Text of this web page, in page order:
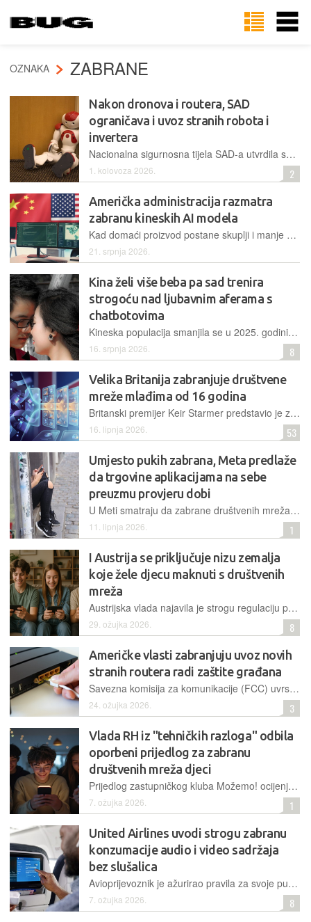
OZNAKA ZABRANE
Nakon dronova i routera, SAD
ograničava i uvoz stranih robota i
invertera
Nacionalna sigurnosna tijela SAD-a utvrdila su da strani roboti predstavljaju rizik za infrastrukturu, zbog čega je FCC uveo zabranu izdavanja novih odobrenja za njihov uvoz i prodaju
1. kolovoza 2026. 2
Američka administracija razmatra
zabranu kineskih AI modela
Kad domaći proizvod postane skuplji i manje praktičan od stranog, tržišna logika nalaže da se odgovori boljim i jeftinijim proizvodom. Umjesto toga razmatra se administrativno presijecanje pristupa, po sistemu koji podsjeća na carinsku politiku posljednjih godina, samo prevedenu iz čelika i soje u modele umjetne inteligencije
21. srpnja 2026.
Kina želi više beba pa sad trenira
strogoću nad ljubavnim aferama s
chatbotovima
Kineska populacija smanjila se u 2025. godini četvrtu godinu zaredom, pavši na 1,405 milijardi. Desetljeća rigorozne politike jednog djeteta ostavila su iza sebe društvo koje rapidno stari, a u utrci između hladnih algoritama i toplih ljudskih priča, država je odlučila intervenirati
16. srpnja 2026. 8
Velika Britanija zabranjuje društvene
mreže mlađima od 16 godina
Britanski premijer Keir Starmer predstavio je zabranu kao obračun s velikim tehnološkim tvrtkama koja ide dalje od mjera bilo koje druge zemlje. Cilj je, kako je poručio, "vratiti djeci djetinjstvo"
16. lipnja 2026. 53
Umjesto pukih zabrana, Meta predlaže
da trgovine aplikacijama na sebe
preuzmu provjeru dobi
U Meti smatraju da zabrane društvenih mreža ne funkcioniraju bez jedinstvene provjere dobi, pa pozivaju na uvođenje jedinstvenog sustava na razini operacijskih sustava i trgovina aplikacija
11. lipnja 2026. 1
I Austrija se priključuje nizu zemalja
koje žele djecu maknuti s društvenih
mreža
Austrijska vlada najavila je strogu regulaciju pristupa društvenim mrežama za mlađe od 14 godina, prateći globalni trend zaštite mentalnog zdravlja djece i borbe protiv digitalne ovisnosti
29. ožujka 2026. 8
Američke vlasti zabranjuju uvoz novih
stranih routera radi zaštite građana
Savezna komisija za komunikacije (FCC) uvrstila je sve strane komercijalne routere na popis zabranjene opreme zbog procjene o neprihvatljivom riziku za nacionalnu sigurnost i gospodarstvo
24. ožujka 2026. 3
Vlada RH iz "tehničkih razloga" odbila
oporbeni prijedlog za zabranu
društvenih mreža djeci
Prijedlog zastupničkog kluba Možemo! ocijenjen je nepreciznim i administrativno opterećujućim, pa će umjesto donošenja vlastite zabrane pričekati zajedničko europsko rješenje tog pitanja
7. ožujka 2026. 1
United Airlines uvodi strogu zabranu
konzumacije audio i video sadržaja
bez slušalica
Avioprijevoznik je ažurirao pravila za svoje putnike, prema kojima sada smije ukloniti s leta ili čak trajno zabraniti let putnicima koji odbiju koristiti slušalice za audio sadržaj na letovima
7. ožujka 2026. 8